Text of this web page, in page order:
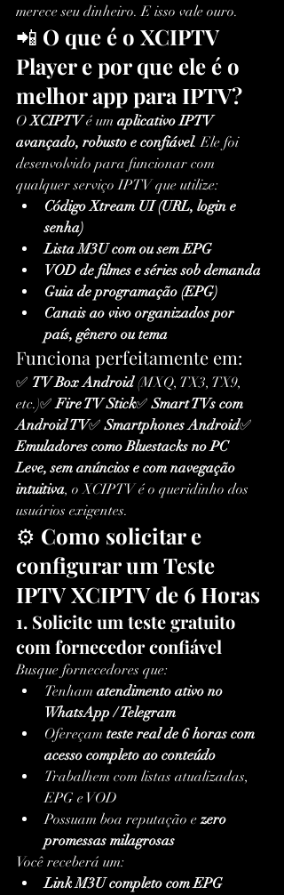
merece seu dinheiro. E isso vale ouro.
📲 O que é o XCIPTV
Player e por que ele é o
melhor app para IPTV?
O XCIPTV é um aplicativo IPTV
avançado, robusto e confiável. Ele foi
desenvolvido para funcionar com
qualquer serviço IPTV que utilize:
Código Xtream UI (URL, login e
senha)
Lista M3U com ou sem EPG
VOD de filmes e séries sob demanda
Guia de programação (EPG)
Canais ao vivo organizados por
país, gênero ou tema
Funciona perfeitamente em:
✅ TV Box Android (MXQ, TX3, TX9,
etc.)✅ Fire TV Stick✅ Smart TVs com
Android TV✅ Smartphones Android✅
Emuladores como Bluestacks no PC
Leve, sem anúncios e com navegação
intuitiva, o XCIPTV é o queridinho dos
usuários exigentes.
⚙️ Como solicitar e
configurar um Teste
IPTV XCIPTV de 6 Horas
1. Solicite um teste gratuito
com fornecedor confiável
Busque fornecedores que:
Tenham atendimento ativo no
WhatsApp / Telegram
Ofereçam teste real de 6 horas com
acesso completo ao conteúdo
Trabalhem com listas atualizadas,
EPG e VOD
Possuam boa reputação e zero
promessas milagrosas
Você receberá um:
Link M3U completo com EPG